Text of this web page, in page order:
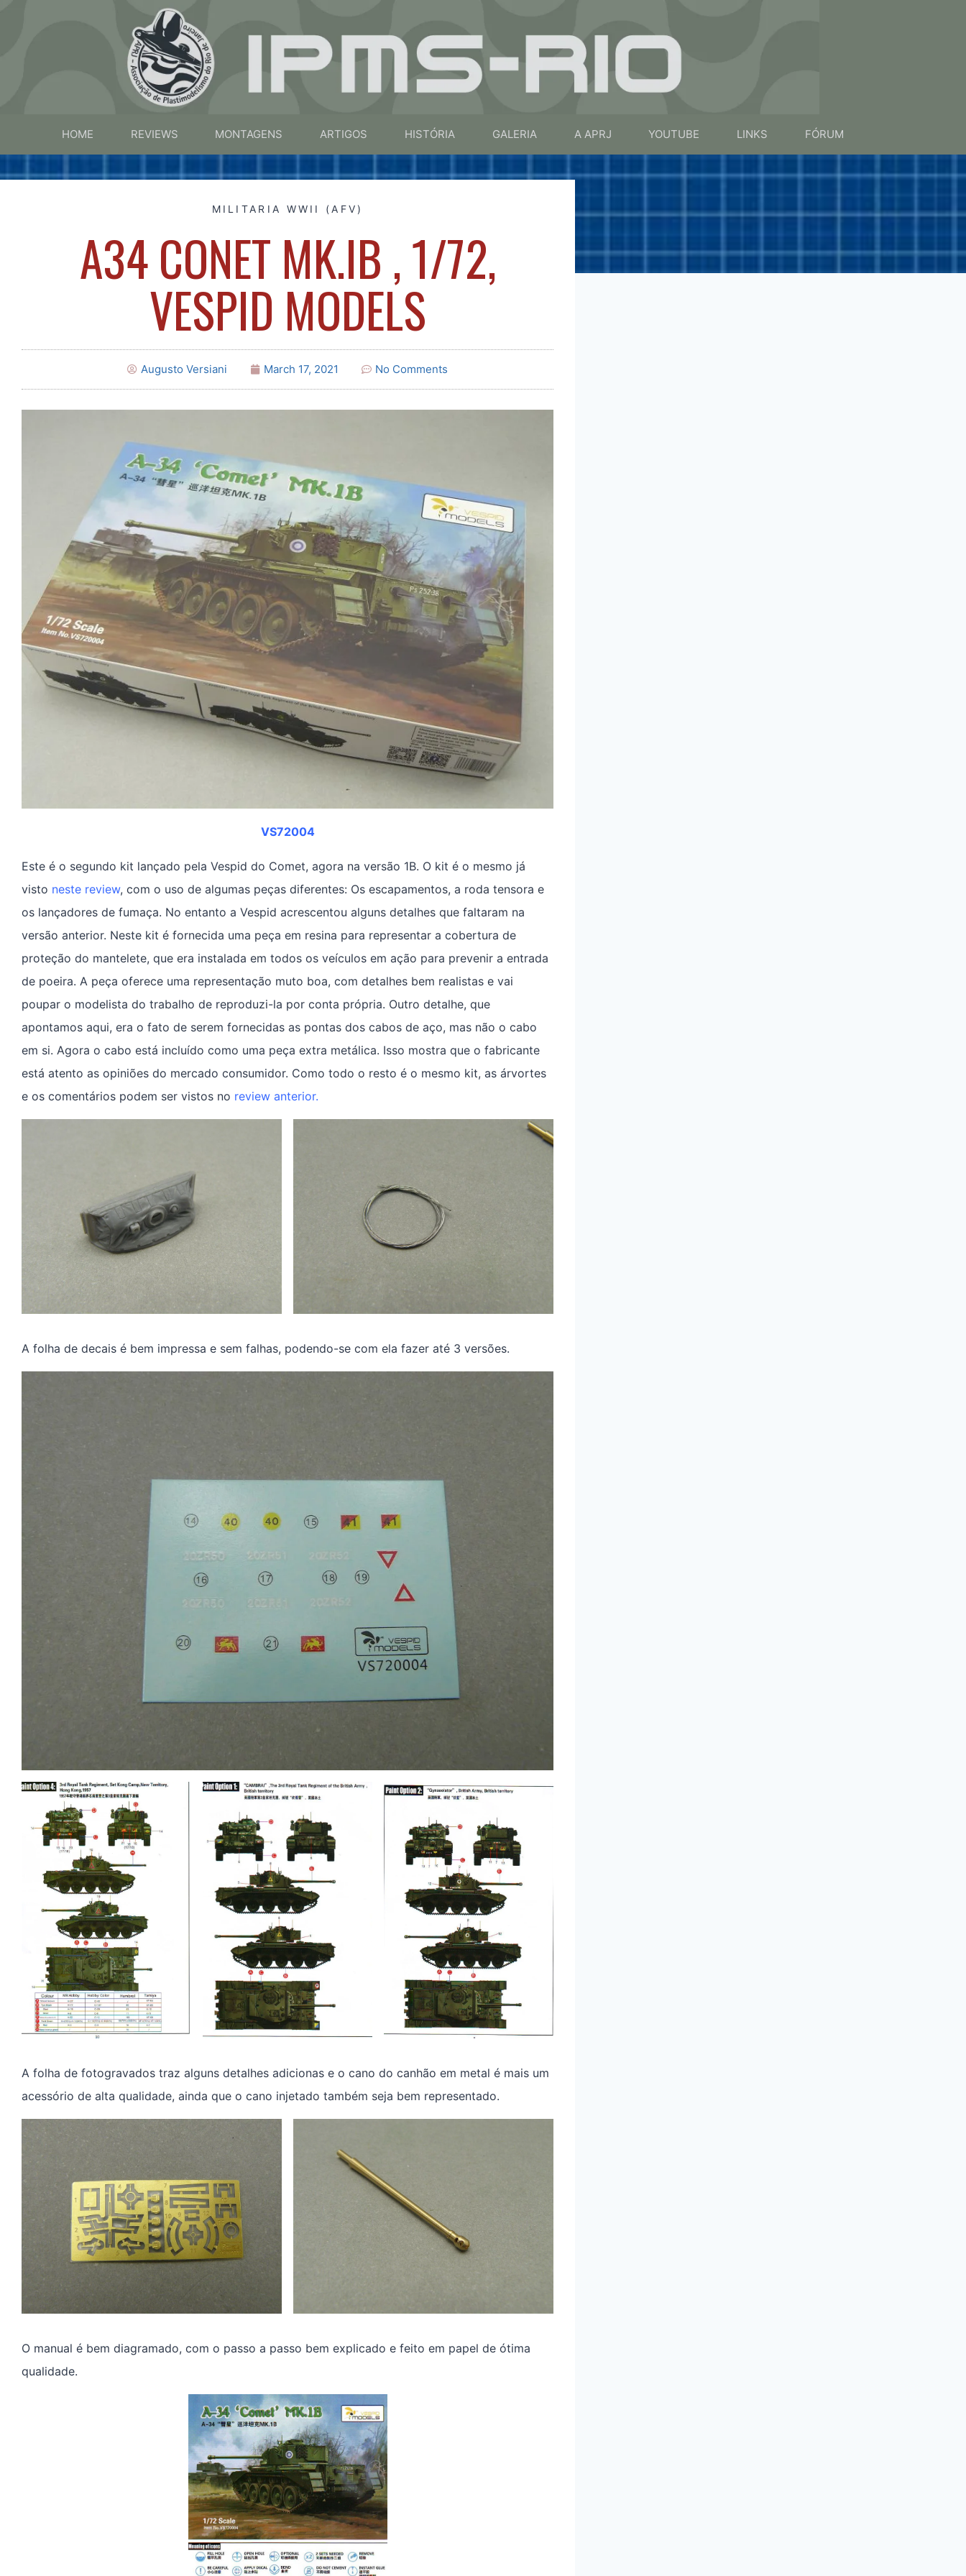
HOME REVIEWS MONTAGENS ARTIGOS HISTÓRIA GALERIA A APRJ YOUTUBE LINKS FÓRUM
MILITARIA WWII (AFV)
A34 CONET MK.IB , 1/72,
VESPID MODELS
Augusto Versiani March 17, 2021 No Comments
VS72004
Este é o segundo kit lançado pela Vespid do Comet, agora na versão 1B. O kit é o mesmo já
visto neste review, com o uso de algumas peças diferentes: Os escapamentos, a roda tensora e
os lançadores de fumaça. No entanto a Vespid acrescentou alguns detalhes que faltaram na
versão anterior. Neste kit é fornecida uma peça em resina para representar a cobertura de
proteção do mantelete, que era instalada em todos os veículos em ação para prevenir a entrada
de poeira. A peça oferece uma representação muto boa, com detalhes bem realistas e vai
poupar o modelista do trabalho de reproduzi-la por conta própria. Outro detalhe, que
apontamos aqui, era o fato de serem fornecidas as pontas dos cabos de aço, mas não o cabo
em si. Agora o cabo está incluído como uma peça extra metálica. Isso mostra que o fabricante
está atento as opiniões do mercado consumidor. Como todo o resto é o mesmo kit, as árvortes
e os comentários podem ser vistos no review anterior.
A folha de decais é bem impressa e sem falhas, podendo-se com ela fazer até 3 versões.
A folha de fotogravados traz alguns detalhes adicionas e o cano do canhão em metal é mais um
acessório de alta qualidade, ainda que o cano injetado também seja bem representado.
O manual é bem diagramado, com o passo a passo bem explicado e feito em papel de ótima
qualidade.